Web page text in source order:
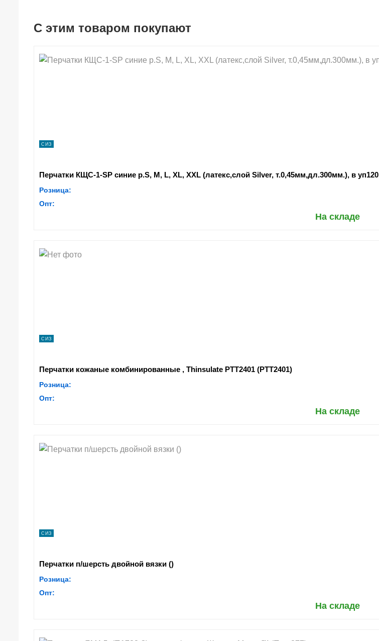
С этим товаром покупают
shopping_cart В КОРЗИНУ
СИЗ
Перчатки КЩС-1-SP синие р.S, M, L, XL, XXL (латекс,слой Silver, т.0,45мм,дл.300мм.), в уп120
Розница:
Опт:
На складе
shopping_cart В КОРЗИНУ
СИЗ
Перчатки кожаные комбинированные , Thinsulate РТТ2401 (РТТ2401)
Розница:
Опт:
На складе
shopping_cart В КОРЗИНУ
СИЗ
Перчатки п/шерсть двойной вязки ()
Розница:
Опт:
На складе
shopping_cart В КОРЗИНУ
shopping_cart В КОРЗИНУ
shopping_cart В КОРЗИНУ
shopping_cart В КОРЗИНУ
shopping_cart В КОРЗИНУ